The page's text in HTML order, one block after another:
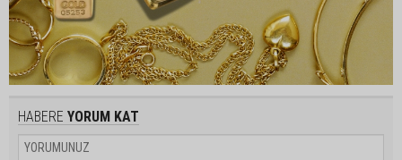
HABERE YORUM KAT